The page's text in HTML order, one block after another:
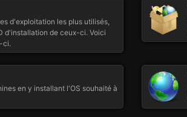
d'exploitation les plus utilisés,
d'installation de ceux-ci. Voici
ci.
en y installant l'OS souhaité à